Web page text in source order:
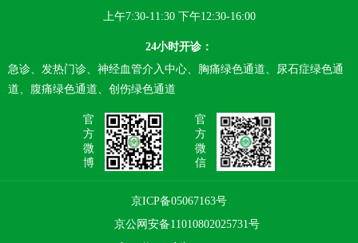
上午7:30-11:30 下午12:30-16:00
24小时开诊：
急诊、发热门诊、神经血管介入中心、胸痛绿色通道、尿石症绿色通
道、腹痛绿色通道、创伤绿色通道
官
方
微
博
官
方
微
信
京ICP备05067163号
京公网安备11010802025731号